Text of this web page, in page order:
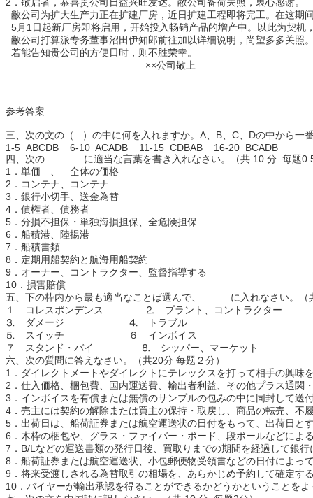
2．敬启者，恭喜贵公司日益兴旺发达。敝公司备荷关照，衷心感谢。
敝公司为扩大生产力正在扩建厂房，近日扩建工程即将完工。在这期
5月1日起新厂房即将启用，开始投入畅销产品的增产中。以此为契
敝公司打算派专务董事沼田伊知郎前往加以详细说明，尚望多多关照
若能告知贵公司的方便日时，则不胜荣幸。
××公司敬上
参考答案
三、次の文の（ ）の中に何を入れますか。A、B、C、Dの中から一
1-5 ABCDB 6-10 ACADB 11-15 CDBAB 16-20 BCADB
四、次の に適当な言葉を書き入れなさい。（共 10 分 每题
1．単価 、 全体の価格
2．コンテナ、コンテナ
3．銀行小切手、送金為替
4．債権者、債務者
5．分損不担保・単独海損担保、全危険担保
6．船積港、陸揚港
7．船積書類
8．定期用船契約と航海用船契約
9．オーナー、コントラクター、監督指導する
10．損害賠償
五、下の枠内から最も適当なことば選んで、 に入れなさい。（
１ コレスポンデンス ⒉ プラント、コントラクター
⒊ ダメージ ⒋ トラブル
⒌ スイッチ ６ インボイス
７ スタンド・バイ ⒏ シッパー、マーケット
六、次の質問に答えなさい。（共20分 每题２分）
1．ダイレクトメートやダイレクトにテレックスを打って相手の興味
2．仕入価格、梱包費、国内運送費、輸出者利益、その他プラス通関
3．インボイスを有償または無償のサンプルの包みの中に同封して送
4．売主には契約の解除または買主の保持・取戻し、商品の転売、不
5．出荷日は、船荷証券または航空運送状の日付をもって、出荷日と
6．木枠の梱包や、グラス・ファイバー・ボード、段ボールなどによ
7．B/Lなどの運送書類の発行日後、買取りまでの期間を経過して銀
8．船荷証券または航空運送状、小包郵便物受領書などの日付によっ
9．将来受渡しされる為替取引の相場を、あらかじめ予約して確定す
10．バイヤーが輸出承認を得ることができるかどうかということを